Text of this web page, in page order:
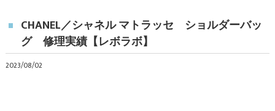
CHANEL／シャネル マトラッセ ショルダーバッ
グ 修理実績【レボラボ】
2023/08/02